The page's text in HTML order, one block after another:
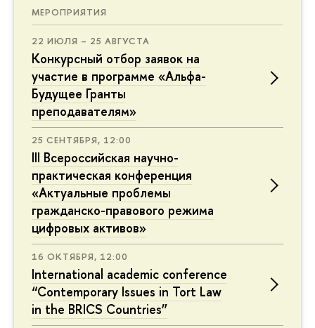
МЕРОПРИЯТИЯ
22 ИЮЛЯ – 25 АВГУСТА
Конкурсный отбор заявок на
участие в программе «Альфа-
Будущее Гранты
преподавателям»
25 СЕНТЯБРЯ, 12:00
III Всероссийская научно-
практическая конференция
«Актуальные проблемы
гражданско-правового режима
цифровых активов»
16 ОКТЯБРЯ, 12:00
International academic conference
“Contemporary Issues in Tort Law
in the BRICS Countries”